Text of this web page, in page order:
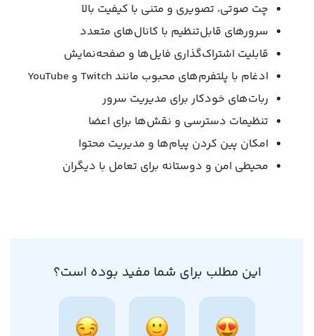
چت صوتی، تصویری و متنی با کیفیت بالا
سرورهای قابل‌تنظیم با کانال‌های متعدد
قابلیت اشتراک‌گذاری فایل‌ها و صفحه‌نمایش
ادغام با پلتفرم‌های محبوب مانند Twitch و YouTube
ربات‌های خودکار برای مدیریت سرور
تنظیمات دسترسی و نقش‌ها برای اعضا
امکان پین کردن پیام‌ها و مدیریت محتوا
محیطی امن و دوستانه برای تعامل با دیگران
این مطلب برای شما مفید بوده است؟